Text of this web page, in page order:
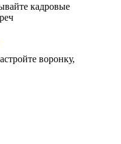
кадровые
воронку,